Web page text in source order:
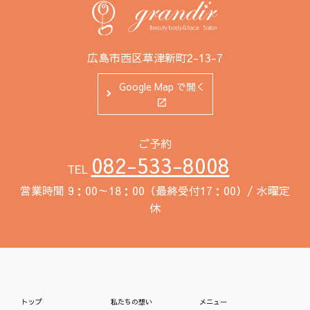
広島市西区草津新町2-13-7
Google Map で開く
ご予約
TEL 082-533-8008
営業時間 9：00～18：00（最終受付17：00）/ 水曜定
休
トップ 私たちの想い メニュー